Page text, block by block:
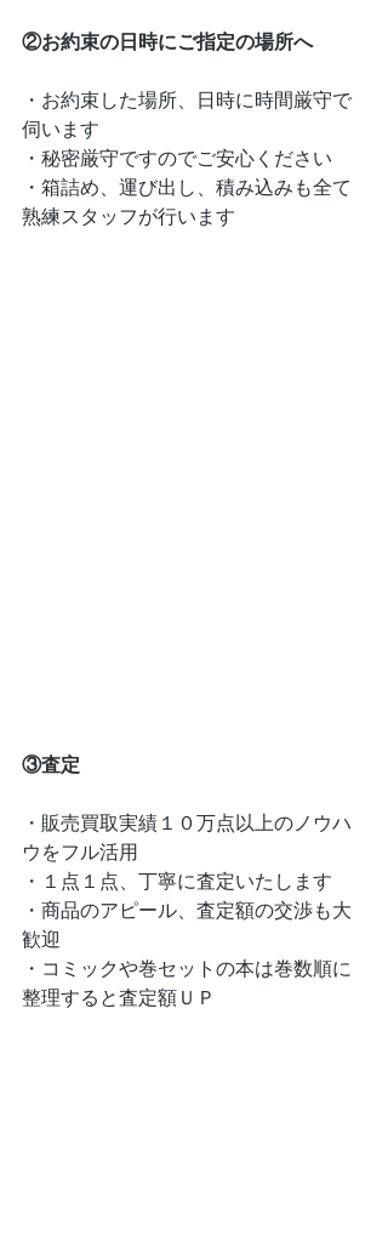
②お約束の日時にご指定の場所へ
・お約束した場所、日時に時間厳守で
伺います
・秘密厳守ですのでご安心ください
・箱詰め、運び出し、積み込みも全て
熟練スタッフが行います
③査定
・販売買取実績１０万点以上のノウハ
ウをフル活用
・１点１点、丁寧に査定いたします
・商品のアピール、査定額の交渉も大
歓迎
・コミックや巻セットの本は巻数順に
整理すると査定額ＵＰ